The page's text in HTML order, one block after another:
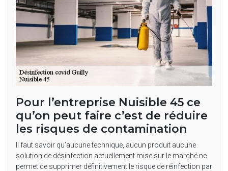
Pour l’entreprise Nuisible 45 ce
qu’on peut faire c’est de réduire
les risques de contamination
Il faut savoir qu’aucune technique, aucun produit aucune
solution de désinfection actuellement mise sur le marché ne
permet de supprimer définitivement le risque de réinfection par